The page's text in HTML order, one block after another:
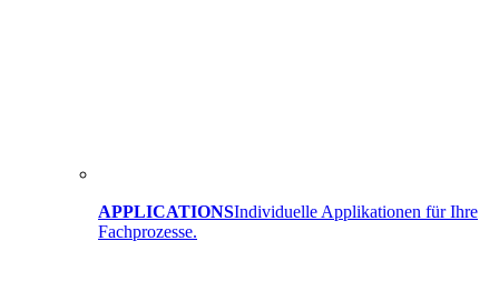
APPLICATIONSIndividuelle Applikationen für Ihre
Fachprozesse.